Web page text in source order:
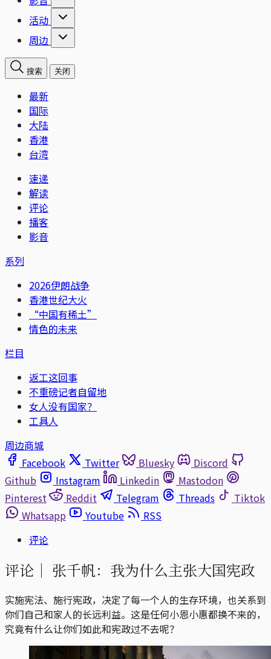
活动
周边
搜索 关闭
最新
国际
大陆
香港
台湾
速递
解读
评论
播客
影音
系列
2026伊朗战争
香港世纪大火
“中国有稀土”
情色的未来
栏目
返工这回事
不重磅记者自留地
女人没有国家？
工具人
周边商城
Facebook
Twitter Bluesky
Discord
Github
Instagram Linkedin
Mastodon
Pinterest
Reddit Telegram Threads
Tiktok
Whatsapp
Youtube
RSS
评论
评论｜ 张千帆：我为什么主张大国宪政
实施宪法、施行宪政，决定了每一个人的生存环境，也关系到
你们自己和家人的长远利益。这是任何小恩小惠都换不来的，
究竟有什么让你们如此和宪政过不去呢？